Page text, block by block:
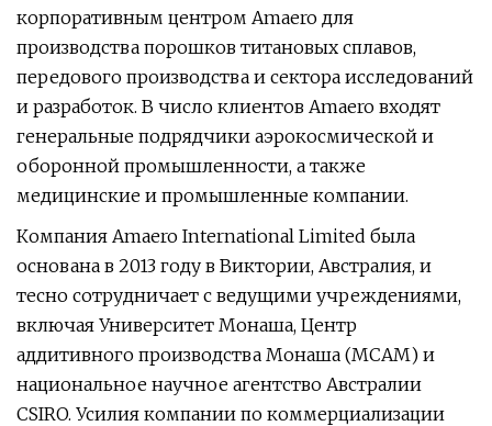
корпоративным центром Amaero для
производства порошков титановых сплавов,
передового производства и сектора исследований
и разработок. В число клиентов Amaero входят
генеральные подрядчики аэрокосмической и
оборонной промышленности, а также
медицинские и промышленные компании.
Компания Amaero International Limited была
основана в 2013 году в Виктории, Австралия, и
тесно сотрудничает с ведущими учреждениями,
включая Университет Монаша, Центр
аддитивного производства Монаша (MCAM) и
национальное научное агентство Австралии
CSIRO. Усилия компании по коммерциализации